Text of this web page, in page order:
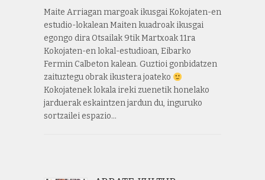
Maite Arriagan margoak ikusgai Kokojaten-en
estudio-lokalean Maiten kuadroak ikusgai
egongo dira Otsailak 9tik Martxoak 11ra
Kokojaten-en lokal-estudioan, Eibarko
Fermin Calbeton kalean. Guztioi gonbidatzen
zaituztegu obrak ikustera joateko
Kokojatenek lokala ireki zuenetik honelako
jarduerak eskaintzen jardun du, inguruko
sortzailei espazio…